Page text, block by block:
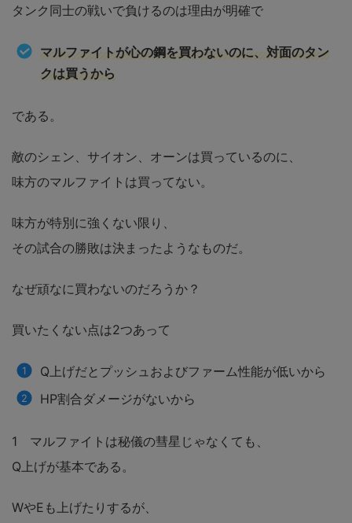
タンク同士の戦いで負けるのは理由が明確で
マルファイトが心の鋼を買わないのに、対面のタン
クは買うから
である。
敵のシェン、サイオン、オーンは買っているのに、
味方のマルファイトは買ってない。
味方が特別に強くない限り、
その試合の勝敗は決まったようなものだ。
なぜ頑なに買わないのだろうか？
買いたくない点は2つあって
Q上げだとプッシュおよびファーム性能が低いから
HP割合ダメージがないから
1 マルファイトは秘儀の彗星じゃなくても、
Q上げが基本である。
WやEも上げたりするが、